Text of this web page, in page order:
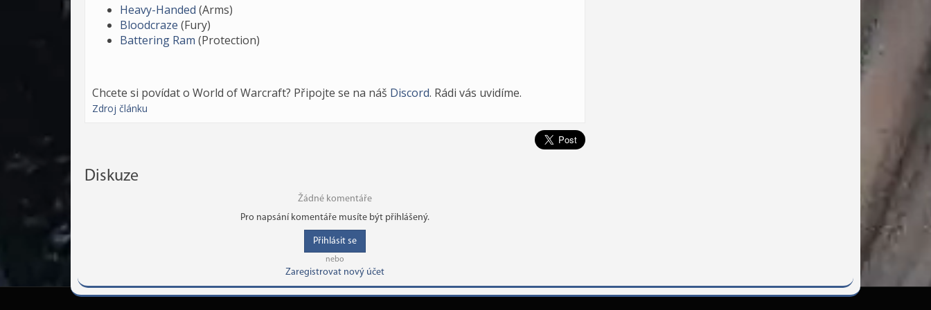
Heavy-Handed (Arms)
Bloodcraze (Fury)
Battering Ram (Protection)
Chcete si povídat o World of Warcraft? Připojte se na náš Discord. Rádi vás uvidíme.
Zdroj článku
Diskuze
Žádné komentáře
Pro napsání komentáře musíte být přihlášený.
Přihlásit se
nebo
Zaregistrovat nový účet